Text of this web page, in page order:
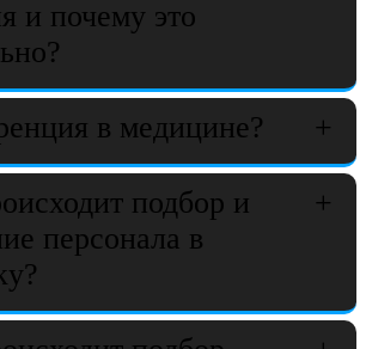
и почему это
в медицине?
подбор и
персонала в